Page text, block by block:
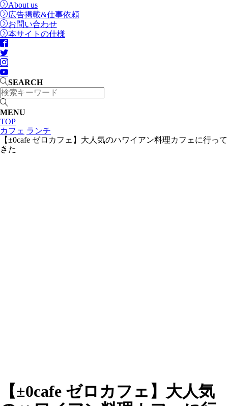
About us
広告掲載&仕事依頼
お問い合わせ
本サイトの仕様
SEARCH
MENU
TOP
カフェ ランチ
【±0cafe ゼロカフェ】大人気のハワイアン料理カフェに行って
きた
【±0cafe ゼロカフェ】大人気